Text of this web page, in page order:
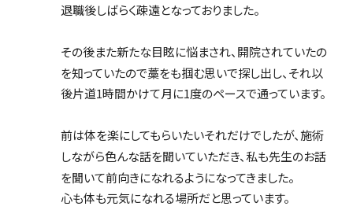
退職後しばらく疎遠となっておりました。
その後また新たな目眩に悩まされ、開院されていたの
を知っていたので藁をも掴む思いで探し出し、それ以
後片道1時間かけて月に1度のペースで通っています。
前は体を楽にしてもらいたいそれだけでしたが、施術
しながら色んな話を聞いていただき、私も先生のお話
を聞いて前向きになれるようになってきました。
心も体も元気になれる場所だと思っています。